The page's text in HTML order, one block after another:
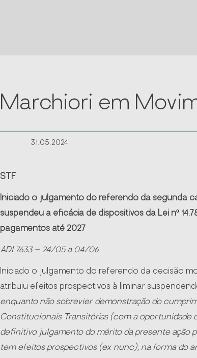
Marchiori em
31.05.2024
STF
Iniciado o julgamento do referendo da segunda
suspendeu a eficácia de dispositivos da Lei nº
pagamentos até 2027
ADI 7633 – 24/05 a 04/06
Iniciado o julgamento do referendo da decisão
atribuiu efeitos prospectivos à liminar
enquanto não sobrevier demonstração do
Constitucionais Transitórias (com a
definitivo julgamento do mérito da presente ação
tem efeitos prospectivos (ex nunc), na forma do art.